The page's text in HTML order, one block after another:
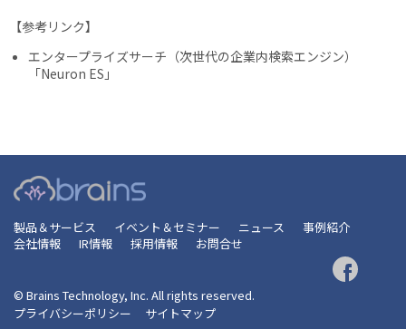
【参考リンク】
エンタープライズサーチ（次世代の企業内検索エンジン）
「Neuron ES」
製品＆サービス イベント＆セミナー ニュース
事例紹介
会社情報
IR情報 採用情報 お問合せ
© Brains Technology, Inc. All rights reserved.
プライバシーポリシー
サイトマップ